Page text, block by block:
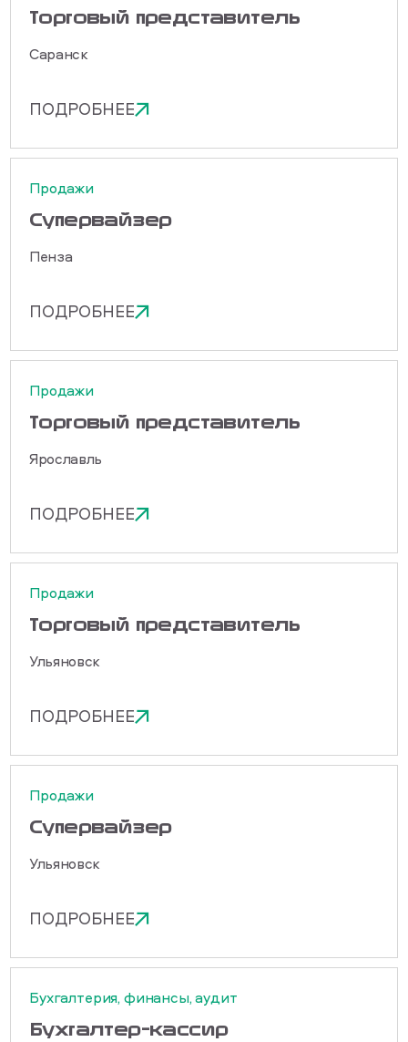
Торговый представитель
Саранск
ПОДРОБНЕЕ
Продажи
Cупервайзер
Пенза
ПОДРОБНЕЕ
Продажи
Торговый представитель
Ярославль
ПОДРОБНЕЕ
Продажи
Торговый представитель
Ульяновск
ПОДРОБНЕЕ
Продажи
Cупервайзер
Ульяновск
ПОДРОБНЕЕ
Бухгалтерия, финансы, аудит
Бухгалтер-кассир